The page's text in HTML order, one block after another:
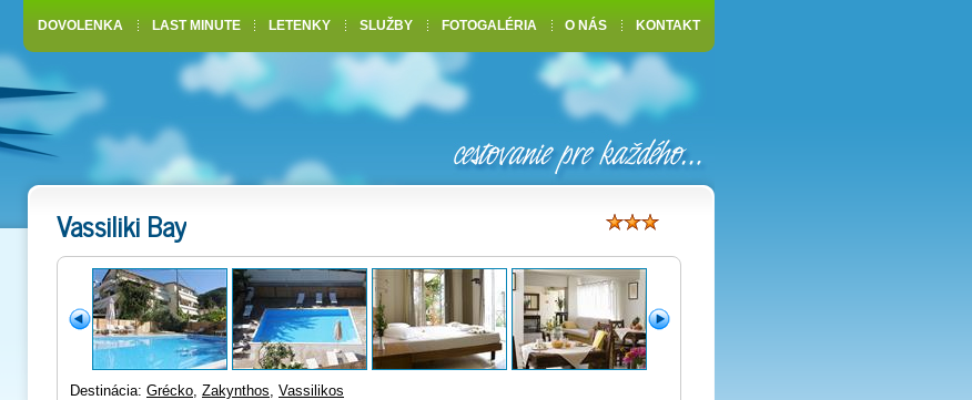
Vassiliki Bay
Destinácia: Grécko, Zakynthos, Vassilikos
DOVOLENKA LAST MINUTE LETENKY SLUŽBY FOTOGALÉRIA O NÁS KONTAKT